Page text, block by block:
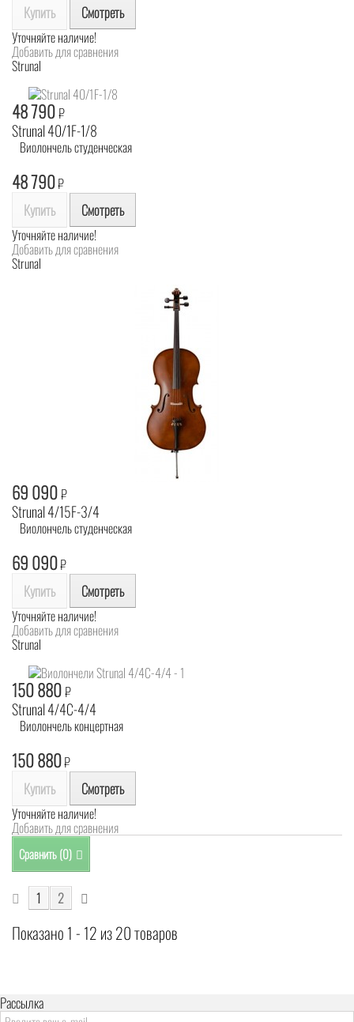
Купить Смотреть
Уточняйте наличие!
Добавить для сравнения
Strunal
48 790₽
Strunal 40/1F-1/8
Виолончель студенческая
48 790₽
Купить Смотреть
Уточняйте наличие!
Добавить для сравнения
Strunal
69 090₽
Strunal 4/15F-3/4
Виолончель студенческая
69 090₽
Купить Смотреть
Уточняйте наличие!
Добавить для сравнения
Strunal
150 880₽
Strunal 4/4C-4/4
Виолончель концертная
150 880₽
Купить Смотреть
Уточняйте наличие!
Добавить для сравнения
Сравнить (0)
1 2
Показано 1 - 12 из 20 товаров
Рассылка